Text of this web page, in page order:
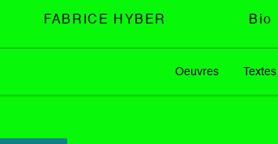
FABRICE HYBER Bio
Oeuvres Textes